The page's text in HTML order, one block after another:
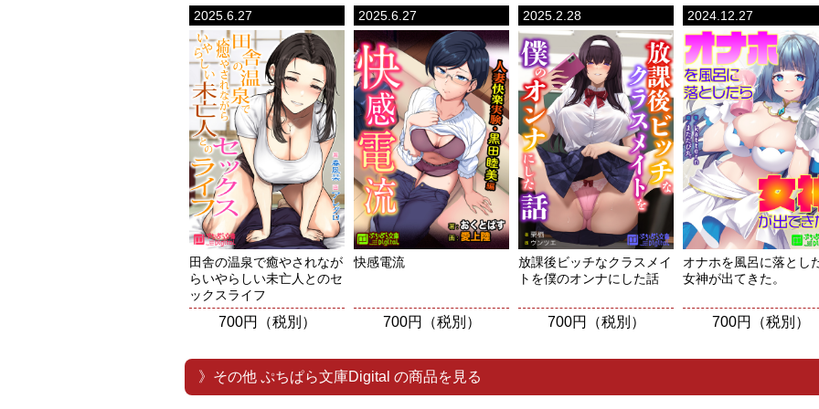
2025.6.27
田舎の温泉で癒やされなが
らいやらしい未亡人とのセ
ックスライフ
700円（税別）
2025.6.27
快感電流
700円（税別）
2025.2.28
放課後ビッチなクラスメイ
トを僕のオンナにした話
700円（税別）
2024.12.27
オナホを風呂に落とし
女神が出てきた。
700円（税別）
》その他 ぷちぱら文庫Digital の商品を見る